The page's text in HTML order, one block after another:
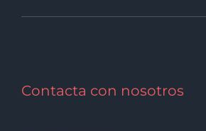
Contacta con nosotros